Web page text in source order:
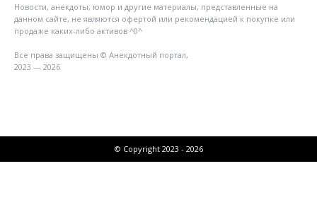
Новости, анекдоты, юмор и другие материалы, представленные на
данном сайте, не являются офертой или рекомендацией к покупке или
продаже каких-либо активов ^0^
Все права защищены © Анекдотный портал,
2023 — 2026
© Copyright 2023 - 2026